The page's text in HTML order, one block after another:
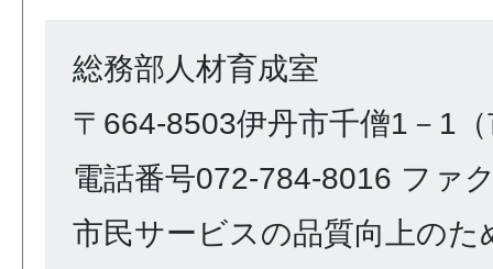
総務部人材育成室
〒664-8503伊丹市千僧1－1
電話番号072-784-8016 ファ
市民サービスの品質向上のた